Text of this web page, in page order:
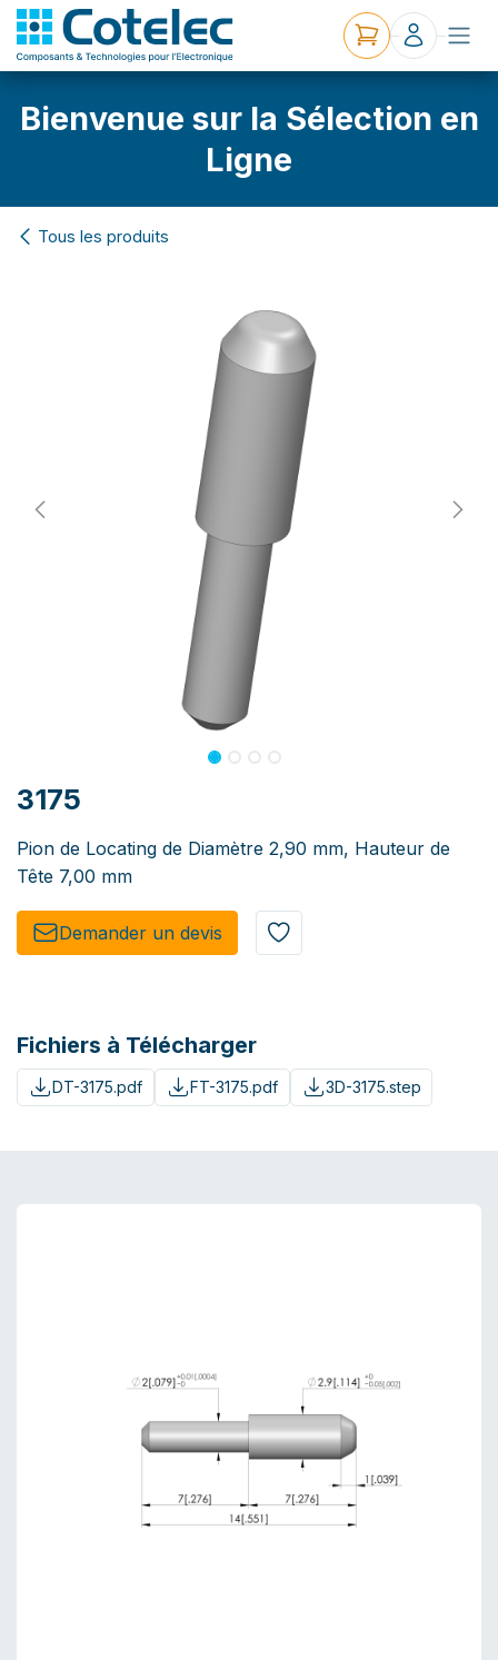
Bienvenue sur la Sélection en
Ligne
Tous les produits
3175
Pion de Locating de Diamètre 2,90 mm, Hauteur de
Tête 7,00 mm
Demander un de​​vis​​
Fichiers à Télécharger
DT-3175.pdf FT-3175.pdf 3D-3175.step